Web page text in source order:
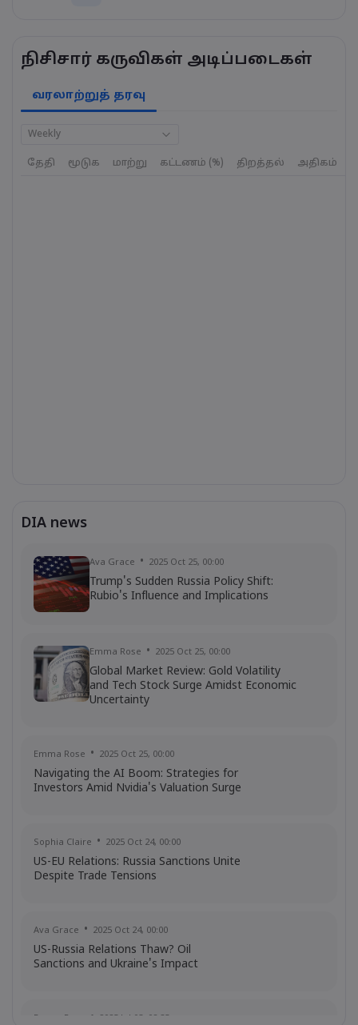
நிசிசார் கருவிகள் அடிப்படைகள்
வரலாற்றுத் தரவு
Weekly
தேதி மூடுக மாற்று கட்டணம் (%) திறத்தல் அதிகம்
DIA news
Ava Grace 2025 Oct 25, 00:00
Trump's Sudden Russia Policy Shift:
Rubio's Influence and Implications
Emma Rose 2025 Oct 25, 00:00
Global Market Review: Gold Volatility
and Tech Stock Surge Amidst Economic
Uncertainty
Emma Rose 2025 Oct 25, 00:00
Navigating the AI Boom: Strategies for
Investors Amid Nvidia's Valuation Surge
Sophia Claire 2025 Oct 24, 00:00
US-EU Relations: Russia Sanctions Unite
Despite Trade Tensions
Ava Grace 2025 Oct 24, 00:00
US-Russia Relations Thaw? Oil
Sanctions and Ukraine's Impact
Emma Rose 2025 Jul 03, 08:35